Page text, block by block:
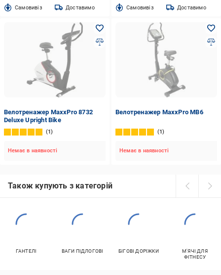
Cамовивіз Доставимо Cамовивіз Доставимо
Велотренажер MaxxPro 8732
Deluxe Upright Bike
1
Немає в наявності
Велотренажер MaxxPro MB6
1
Немає в наявності
Також купують з категорій
ГАНТЕЛІ ВАГИ ПІДЛОГОВІ БІГОВІ ДОРІЖКИ
М'ЯЧІ ДЛЯ
ФІТНЕСУ